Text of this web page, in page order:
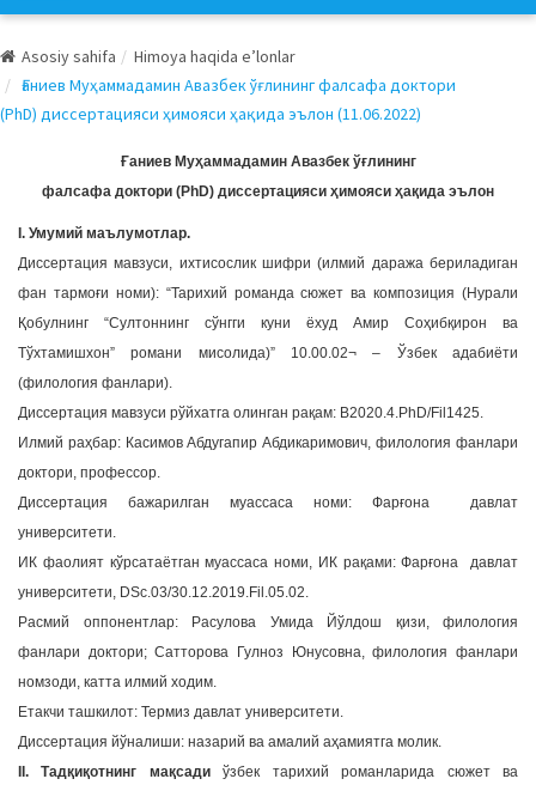
o
g
l
e
a
i
g
a
t
i
o
n
Asosiy sahifa
Himoya haqida e’lonlar
Ғаниев Муҳаммадамин Авазбек ўғлининг фалсафа доктори
(PhD) диссертацияси ҳимояси ҳақида эълон (11.06.2022)
Ғаниев Муҳаммадамин Авазбек ўғлининг
фалсафа доктори (PhD) диссертацияси ҳимояси ҳақида эълон
I. Умумий маълумотлар.
Диссертация мавзуси, ихтисослик шифри (илмий даража бериладиган
фан тармоғи номи): “Тарихий романда сюжет ва композиция (Нурали
Қобулнинг “Султоннинг сўнгги куни ёхуд Амир Соҳибқирон ва
Тўхтамишхон” романи мисолида)” 10.00.02¬ – Ўзбек адабиёти
(филология фанлари).
Диссертация мавзуси рўйхатга олинган рақам: B2020.4.PhD/Fil1425.
Илмий раҳбар: Касимов Абдугапир Абдикаримович, филология фанлари
доктори, профессор.
Диссертация бажарилган муассаса номи: Фарғона давлат
университети.
ИК фаолият кўрсатаётган муассаса номи, ИК рақами: Фарғона давлат
университети, DSc.03/30.12.2019.Fil.05.02.
Расмий оппонентлар: Расулова Умида Йўлдош қизи, филология
фанлари доктори; Сатторова Гулноз Юнусовна, филология фанлари
номзоди, катта илмий ходим.
Етакчи ташкилот: Термиз давлат университети.
Диссертация йўналиши: назарий ва амалий аҳамиятга молик.
II. Тадқиқотнинг мақсадиўзбек тарихий романларида сюжет ва